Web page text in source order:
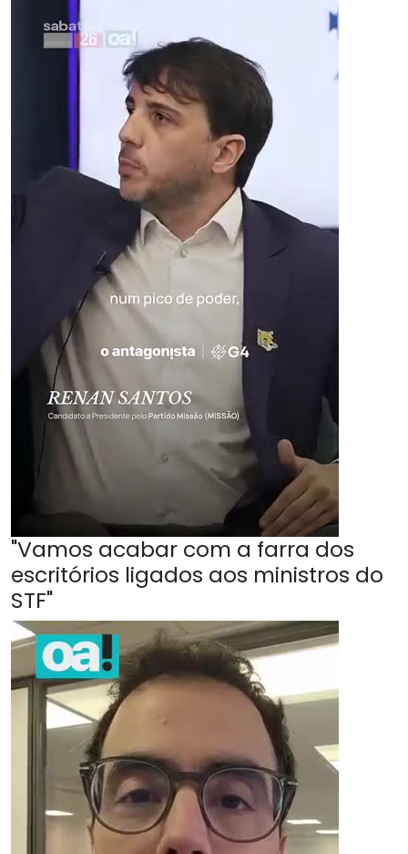
"Vamos acabar com a farra dos
escritórios ligados aos ministros do
STF"